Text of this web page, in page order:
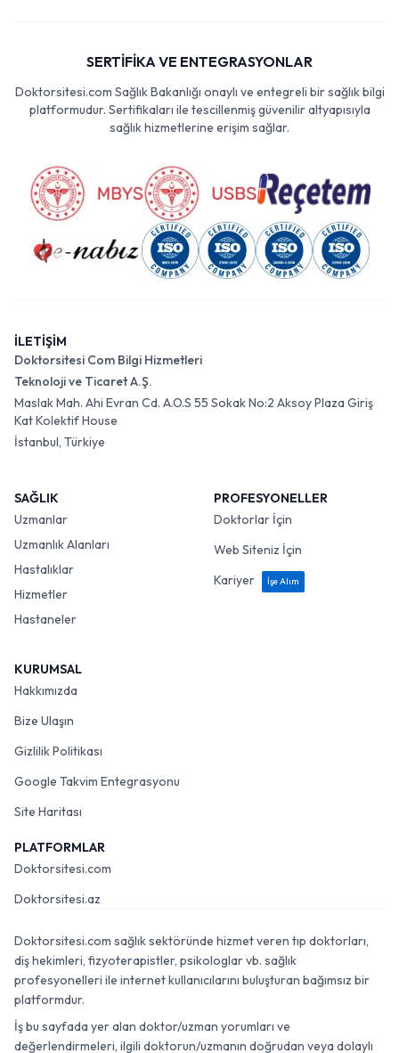
SERTİFİKA VE ENTEGRASYONLAR
Doktorsitesi.com Sağlık Bakanlığı onaylı ve entegreli bir sağlık bilgi
platformudur. Sertifikaları ile tescillenmiş güvenilir altyapısıyla
sağlık hizmetlerine erişim sağlar.
İLETİŞİM
Doktorsitesi Com Bilgi Hizmetleri
Teknoloji ve Ticaret A.Ş.
Maslak Mah. Ahi Evran Cd. A.O.S 55 Sokak No:2 Aksoy Plaza Giriş
Kat Kolektif House
İstanbul, Türkiye
SAĞLIK
Uzmanlar
Uzmanlık Alanları
Hastalıklar
Hizmetler
Hastaneler
PROFESYONELLER
Doktorlar İçin
Web Siteniz İçin
Kariyer
İşe Alım
KURUMSAL
Hakkımızda
Bize Ulaşın
Gizlilik Politikası
Google Takvim Entegrasyonu
Site Haritası
PLATFORMLAR
Doktorsitesi.com
Doktorsitesi.az
Doktorsitesi.com sağlık sektöründe hizmet veren tıp doktorları,
diş hekimleri, fizyoterapistler, psikologlar vb. sağlık
profesyonelleri ile internet kullanıcılarını buluşturan bağımsız bir
platformdur.
İş bu sayfada yer alan doktor/uzman yorumları ve
değerlendirmeleri, ilgili doktorun/uzmanın doğrudan veya dolaylı